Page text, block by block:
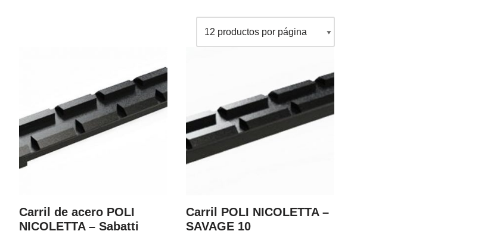
Carril de acero POLI
NICOLETTA – Sabatti
Carril POLI NICOLETTA –
SAVAGE 10